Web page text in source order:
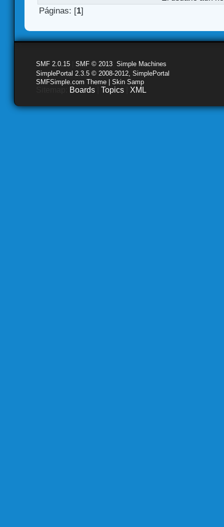
Páginas: [1]
SMF 2.0.15 SMF © 2013 Simple Machines
SimplePortal 2.3.5 © 2008-2012, SimplePortal
SMFSimple.com Theme | Skin Samp
Boards Topics XML